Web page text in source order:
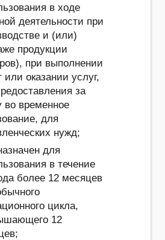
в ходе
деятельности при
и (или)
продукции
при выполнении
или оказании услуг,
за
во временное
для
нужд;
для
в течение
более 12 месяцев
цикла,
12